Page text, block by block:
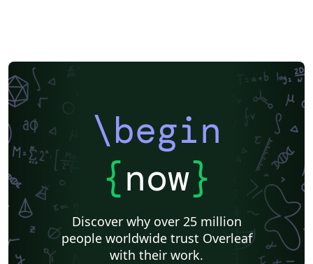
\begin
{now}
Discover why over 25 million
people worldwide trust Overleaf
with their work.